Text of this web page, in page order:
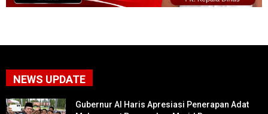
NEWS UPDATE
Gubernur Al Haris Apresiasi Penerapan Adat